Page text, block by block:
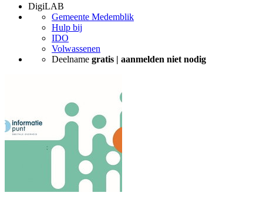
DigiLAB
Gemeente Medemblik
Hulp bij
IDO
Volwassenen
Deelname gratis | aanmelden niet nodig